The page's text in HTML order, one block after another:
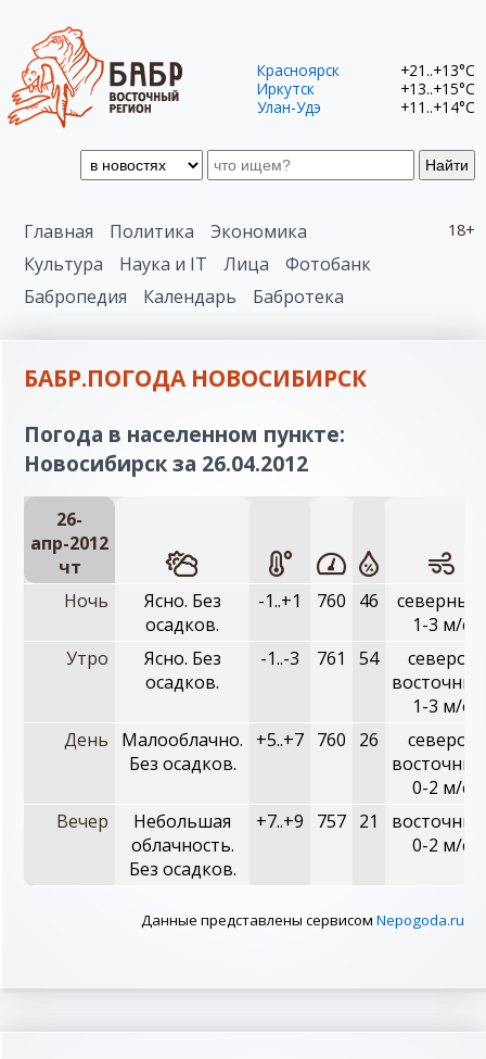
Найти
Красноярск
+21..+13°C
Иркутск
+13..+15°C
Улан-Удэ
+11..+14°C
18+
Главная Политика
Экономика
Культура
Наука и IT Лица
Фотобанк
Бабропедия
Календарь Бабротека
БАБР.ПОГОДА НОВОСИБИРСК
Погода в населенном пункте:
Новосибирск за 26.04.2012
26-
апр-2012
чт
Ночь
Ясно. Без
осадков.
-1..+1 760 46
северный,
1-3 м/с
Утро
Ясно. Без
осадков.
-1..-3 761 54
северо-
1-3 м/с
День
Малооблачно.
Без осадков.
+5..+7 760 26
северо-
0-2 м/с
Вечер
Небольшая
облачность.
Без осадков.
+7..+9 757 21
0-2 м/с
Данные представлены сервисом Nepogoda.ru